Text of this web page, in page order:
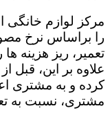
مرکز لوازم خانگی
را براساس نرخ
تعمیر، ریز هزینه
علاوه بر این، قبل
کرده و به مشتری
مشتری، نسبت به